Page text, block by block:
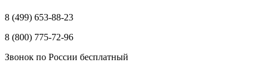
8 (499) 653-88-23
8 (800) 775-72-96
Звонок по России бесплатный